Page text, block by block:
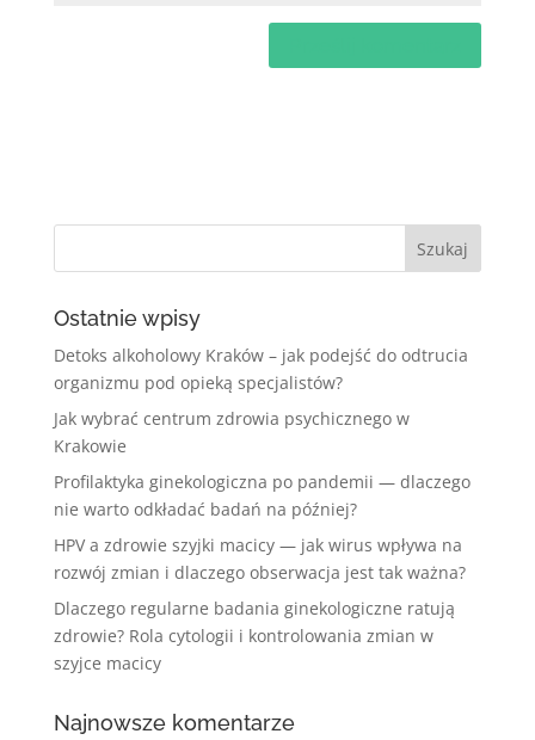
Ostatnie wpisy
Detoks alkoholowy Kraków – jak podejść do odtrucia
organizmu pod opieką specjalistów?
Jak wybrać centrum zdrowia psychicznego w
Krakowie
Profilaktyka ginekologiczna po pandemii — dlaczego
nie warto odkładać badań na później?
HPV a zdrowie szyjki macicy — jak wirus wpływa na
rozwój zmian i dlaczego obserwacja jest tak ważna?
Dlaczego regularne badania ginekologiczne ratują
zdrowie? Rola cytologii i kontrolowania zmian w
szyjce macicy
Najnowsze komentarze